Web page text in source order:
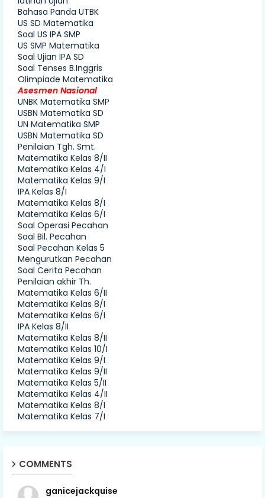
Bahasa Panda UTBK
US SD Matematika
Soal US IPA SMP
US SMP Matematika
Soal Ujian IPA SD
Soal Tenses B.Inggris
Olimpiade Matematika
Asesmen Nasional
UNBK Matematika SMP
USBN Matematika SD
UN Matematika SMP
USBN Matematika SD
Penilaian Tgh. Smt.
Matematika Kelas 8/II
Matematika Kelas 4/I
Matematika Kelas 9/I
IPA Kelas 8/I
Matematika Kelas 8/I
Matematika Kelas 6/I
Soal Operasi Pecahan
Soal Bil. Pecahan
Soal Pecahan Kelas 5
Mengurutkan Pecahan
Soal Cerita Pecahan
Penilaian akhir Th.
Matematika Kelas 6/II
Matematika Kelas 8/I
Matematika Kelas 6/I
IPA Kelas 8/II
Matematika Kelas 8/II
Matematika Kelas 10/I
Matematika Kelas 9/I
Matematika Kelas 9/II
Matematika Kelas 5/II
Matematika Kelas 4/II
Matematika Kelas 8/I
Matematika Kelas 7/I
COMMENTS
ganicejackquise